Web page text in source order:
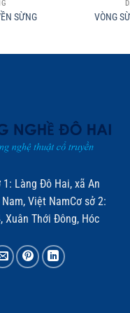
SỪNG VÒNG
1: Làng Đô Hai, xã An
Việt NamCơ sở 2:
Xuân Thới Đông, Hóc